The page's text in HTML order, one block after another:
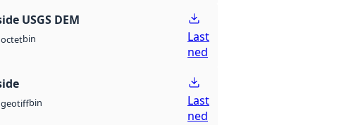
USGS DEM
octetbin
Last
ned
geotiffbin
Last
ned